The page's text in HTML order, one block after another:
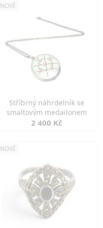
NOVÉ
Stříbrný náhrdelník se
smaltovým medailonem
2 400 Kč
NOVÉ